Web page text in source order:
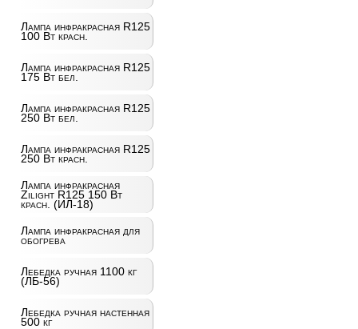
Лампа инфракрасная R125
100 Вт красн.
Лампа инфракрасная R125
175 Вт бел.
Лампа инфракрасная R125
250 Вт бел.
Лампа инфракрасная R125
250 Вт красн.
Лампа инфракрасная
Zilight R125 150 Вт
красн. (ИЛ-18)
Лампа инфракрасная для
обогрева
Лебедка ручная 1100 кг
(ЛБ-56)
Лебедка ручная настенная
500 кг